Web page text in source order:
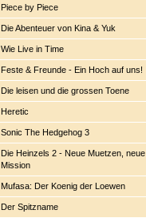
Piece by Piece
Die Abenteuer von Kina & Yuk
Wie Live in Time
Feste & Freunde - Ein Hoch auf uns!
Die leisen und die grossen Toene
Heretic
Sonic The Hedgehog 3
Die Heinzels 2 - Neue Muetzen, neue
Mission
Mufasa: Der Koenig der Loewen
Der Spitzname